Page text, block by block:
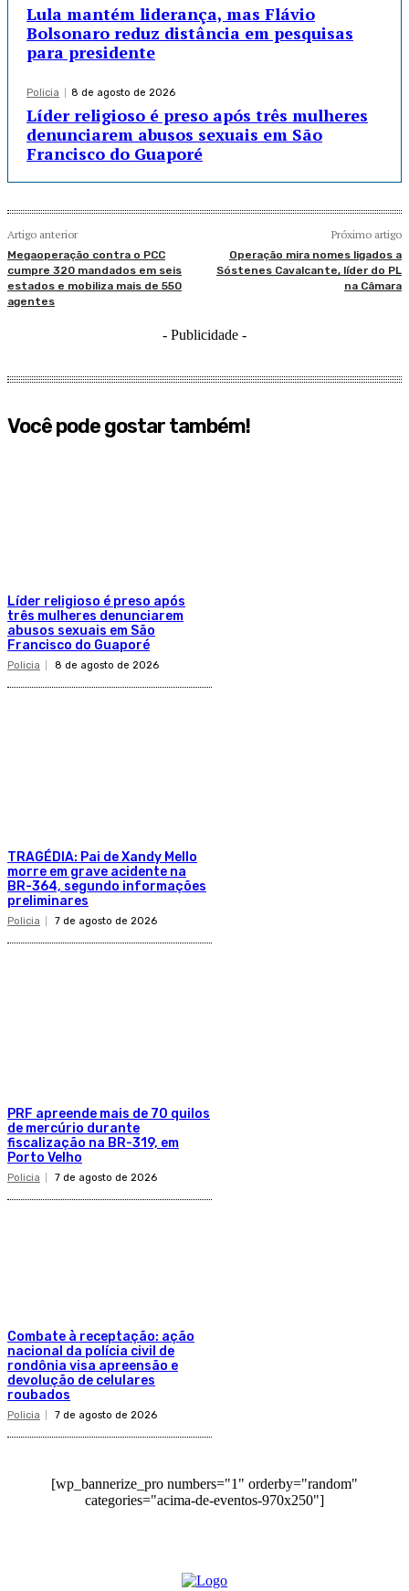
Lula mantém liderança, mas Flávio
Bolsonaro reduz distância em pesquisas
para presidente
Policia 8 de agosto de 2026
Líder religioso é preso após três mulheres
denunciarem abusos sexuais em São
Francisco do Guaporé
Artigo anterior
Megaoperação contra o PCC
cumpre 320 mandados em seis
estados e mobiliza mais de 550
agentes
Próximo artigo
Operação mira nomes ligados a
Sóstenes Cavalcante, líder do PL
na Câmara
- Publicidade -
Você pode gostar também!
Líder religioso é preso após
três mulheres denunciarem
abusos sexuais em São
Francisco do Guaporé
Policia 8 de agosto de 2026
TRAGÉDIA: Pai de Xandy Mello
morre em grave acidente na
BR-364, segundo informações
preliminares
Policia 7 de agosto de 2026
PRF apreende mais de 70 quilos
de mercúrio durante
fiscalização na BR-319, em
Porto Velho
Policia 7 de agosto de 2026
Combate à receptação: ação
nacional da polícia civil de
rondônia visa apreensão e
devolução de celulares
roubados
Policia 7 de agosto de 2026
[wp_bannerize_pro numbers="1" orderby="random"
categories="acima-de-eventos-970x250"]